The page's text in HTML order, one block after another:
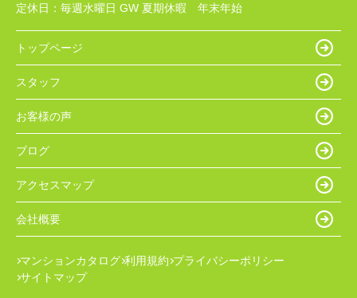
定休日： 毎週水曜日 GW 夏期休暇 年末年始
トップページ
スタッフ
お客様の声
ブログ
アクセスマップ
会社概要
マンションカタログ 利用規約 プライバシーポリシー
サイトマップ